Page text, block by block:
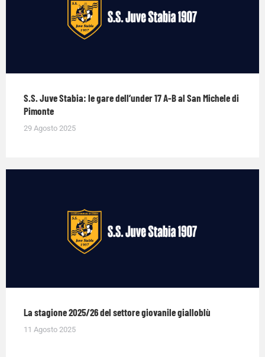
S.S. Juve Stabia: le gare dell’under 17 A-B al San Michele di
Pimonte
29 Agosto 2025
La stagione 2025/26 del settore giovanile gialloblù
11 Agosto 2025